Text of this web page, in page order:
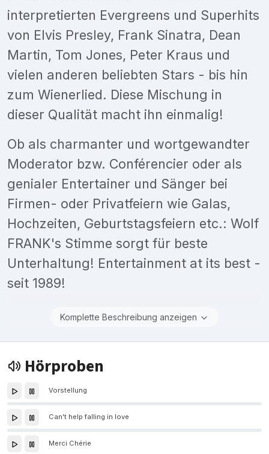
interpretierten Evergreens und Superhits
von Elvis Presley, Frank Sinatra, Dean
Martin, Tom Jones, Peter Kraus und
vielen anderen beliebten Stars - bis hin
zum Wienerlied. Diese Mischung in
dieser Qualität macht ihn einmalig!
Ob als charmanter und wortgewandter
Moderator bzw. Conférencier oder als
genialer Entertainer und Sänger bei
Firmen- oder Privatfeiern wie Galas,
Hochzeiten, Geburtstagsfeiern etc.: Wolf
FRANK's Stimme sorgt für beste
Unterhaltung! Entertainment at its best -
seit 1989!
Komplette Beschreibung anzeigen
Hörproben
Vorstellung
Can't help falling in love
Merci Chérie